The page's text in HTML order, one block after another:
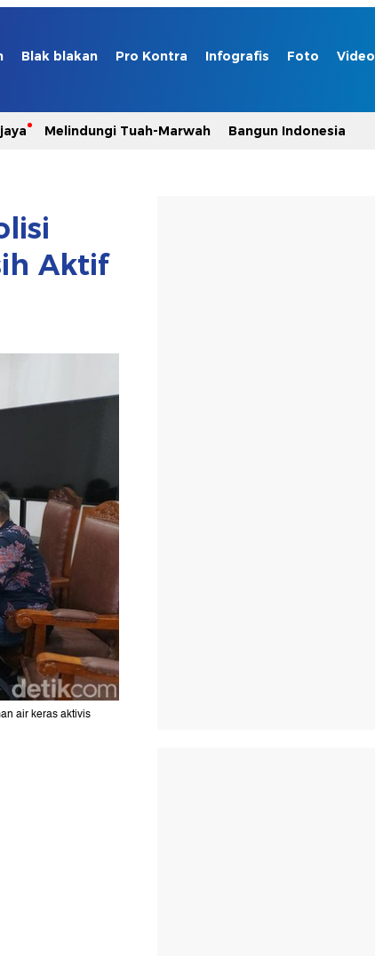
Blak blakan Pro Kontra Infografis Foto Video
Melindungi Tuah-Marwah Bangun Indonesia
Aktif
air keras aktivis